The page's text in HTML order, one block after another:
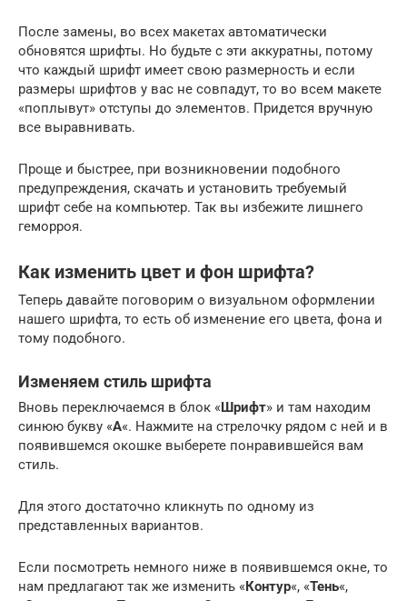
После замены, во всех макетах автоматически
обновятся шрифты. Но будьте с эти аккуратны, потому
что каждый шрифт имеет свою размерность и если
размеры шрифтов у вас не совпадут, то во всем макете
«поплывут» отступы до элементов. Придется вручную
все выравнивать.
Проще и быстрее, при возникновении подобного
предупреждения, скачать и установить требуемый
шрифт себе на компьютер. Так вы избежите лишнего
геморроя.
Как изменить цвет и фон шрифта?
Теперь давайте поговорим о визуальном оформлении
нашего шрифта, то есть об изменение его цвета, фона и
тому подобного.
Изменяем стиль шрифта
Вновь переключаемся в блок «Шрифт» и там находим
синюю букву «А«. Нажмите на стрелочку рядом с ней и в
появившемся окошке выберете понравившейся вам
стиль.
Для этого достаточно кликнуть по одному из
представленных вариантов.
Если посмотреть немного ниже в появившемся окне, то
нам предлагают так же изменить «Контур«, «Тень«,